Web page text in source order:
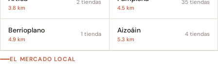
3.8 km
2 tiendas
4.5 km
35 tiendas
Berrioplano
4.9 km
1 tienda Aizoáin
5.3 km
4 tiendas
EL MERCADO LOCAL